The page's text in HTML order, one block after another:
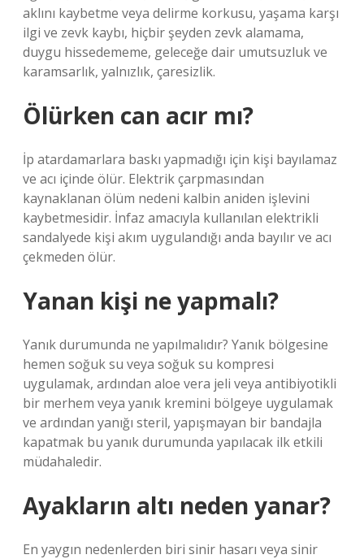
aklını kaybetme veya delirme korkusu, yaşama karşı
ilgi ve zevk kaybı, hiçbir şeyden zevk alamama,
duygu hissedememe, geleceğe dair umutsuzluk ve
karamsarlık, yalnızlık, çaresizlik.
Ölürken can acır mı?
İp atardamarlara baskı yapmadığı için kişi bayılamaz
ve acı içinde ölür. Elektrik çarpmasından
kaynaklanan ölüm nedeni kalbin aniden işlevini
kaybetmesidir. İnfaz amacıyla kullanılan elektrikli
sandalyede kişi akım uygulandığı anda bayılır ve acı
çekmeden ölür.
Yanan kişi ne yapmalı?
Yanık durumunda ne yapılmalıdır? Yanık bölgesine
hemen soğuk su veya soğuk su kompresi
uygulamak, ardından aloe vera jeli veya antibiyotikli
bir merhem veya yanık kremini bölgeye uygulamak
ve ardından yanığı steril, yapışmayan bir bandajla
kapatmak bu yanık durumunda yapılacak ilk etkili
müdahaledir.
Ayakların altı neden yanar?
En yaygın nedenlerden biri sinir hasarı veya sinir